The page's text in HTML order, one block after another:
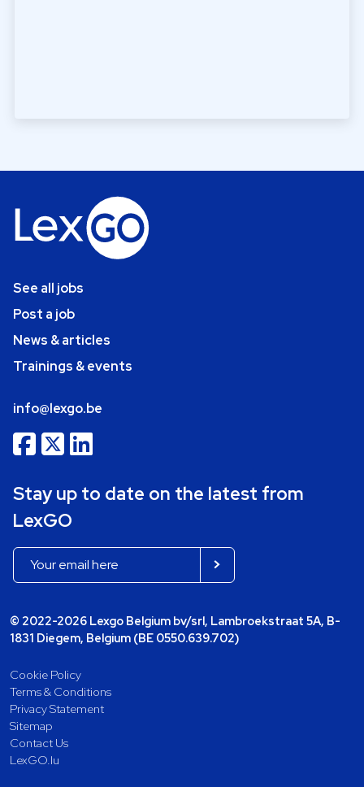
See all jobs
Post a job
News & articles
Trainings & events
info@lexgo.be
Stay up to date on the latest from
LexGO
© 2022-2026 Lexgo Belgium bv/srl, Lambroekstraat 5A, B-
1831 Diegem, Belgium (BE 0550.639.702)
Cookie Policy
Terms & Conditions
Privacy Statement
Sitemap
Contact Us
LexGO.lu